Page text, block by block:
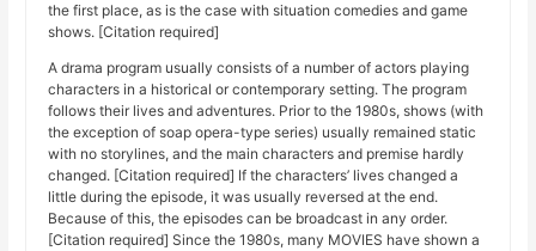
the first place, as is the case with situation comedies and game
shows. [Citation required]
A drama program usually consists of a number of actors playing
characters in a historical or contemporary setting. The program
follows their lives and adventures. Prior to the 1980s, shows (with
the exception of soap opera-type series) usually remained static
with no storylines, and the main characters and premise hardly
changed. [Citation required] If the characters’ lives changed a
little during the episode, it was usually reversed at the end.
Because of this, the episodes can be broadcast in any order.
[Citation required] Since the 1980s, many MOVIES have shown a